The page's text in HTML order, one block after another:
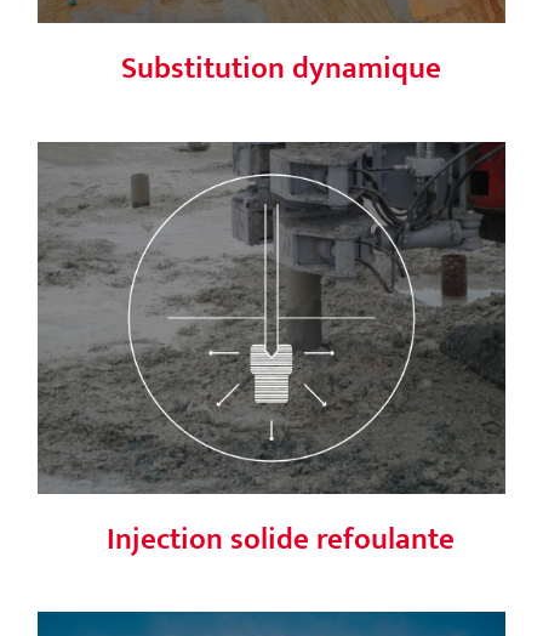
Substitution dynamique
Injection solide refoulante
Injection solide refoulante